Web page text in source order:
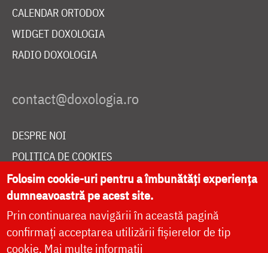
CALENDAR ORTODOX
WIDGET DOXOLOGIA
RADIO DOXOLOGIA
DESPRE NOI
POLITICA DE COOKIES
DONEAZĂ ONLINE PENTRU CATEDRALA NAȚIONALĂ
LIVE
Folosim cookie-uri pentru a îmbunătăți experiența
dumneavoastră pe acest site.
Prin continuarea navigării în această pagină
confirmați acceptarea utilizării fișierelor de tip
cookie. Mai multe informații